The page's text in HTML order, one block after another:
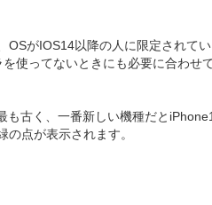
OSがIOS14以降の人に限定されて
使ってないときにも必要に合わせ
古く、一番新しい機種だと
点が表示されます。